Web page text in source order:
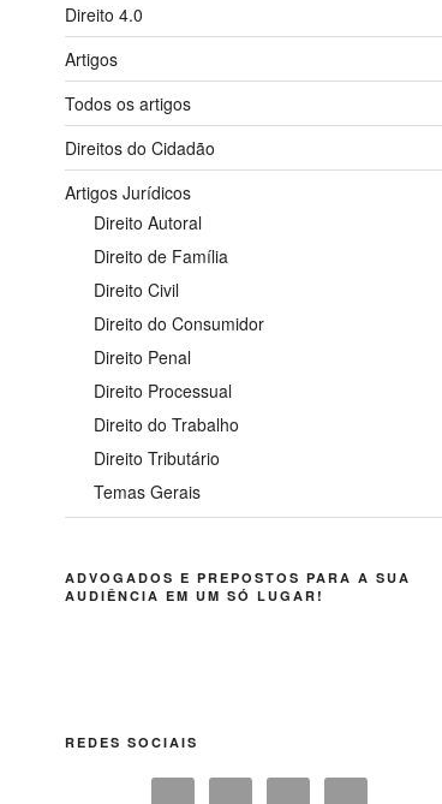
Direito 4.0
Artigos
Todos os artigos
Direitos do Cidadão
Artigos Jurídicos
Direito Autoral
Direito de Família
Direito Civil
Direito do Consumidor
Direito Penal
Direito Processual
Direito do Trabalho
Direito Tributário
Temas Gerais
ADVOGADOS E PREPOSTOS PARA A SUA
AUDIÊNCIA EM UM SÓ LUGAR!
REDES SOCIAIS